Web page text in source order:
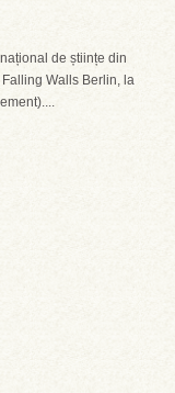
de științe din
Walls Berlin, la